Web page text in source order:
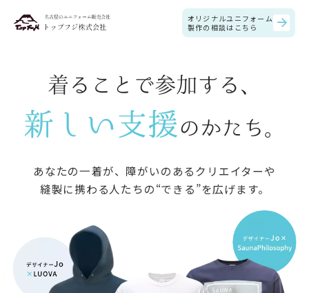
オリジナルユニフォーム
製作の相談はこちら
着ることで参加する、
新しい支援のかたち。
あなたの一着が、障がいのあるクリエイターや
縫製に携わる人たちの“できる”を広げます。